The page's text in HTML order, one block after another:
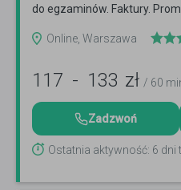
do egzaminów. Faktury.
Online, Warszawa
117 - 133 zł / 60
Zadzwoń
Ostatnia aktywność: 6 dni